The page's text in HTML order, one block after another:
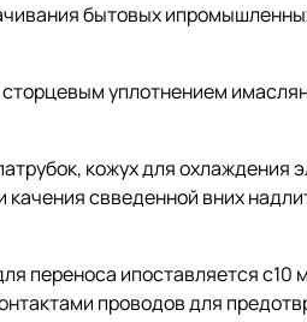
бытовых
уплотнением
кожух для охлаждения
свведенной вних
переноса ипоставляется
проводов для